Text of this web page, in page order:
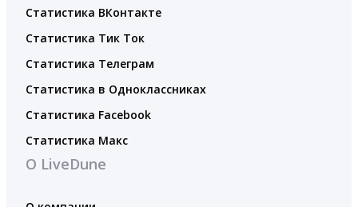
Статистика ВКонтакте
Статистика Тик Ток
Статистика Телеграм
Статистика в Одноклассниках
Статистика Facebook
Статистика Макс
О LiveDune